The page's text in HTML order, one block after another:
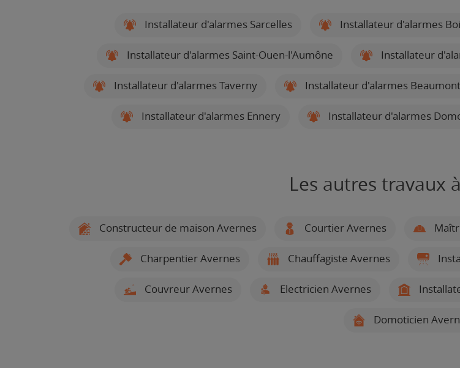
Installateur d'alarmes Sarcelles Installateur d'alarmes
Installateur d'alarmes Saint-Ouen-l'Aumône Installateur
Installateur d'alarmes Taverny Installateur d'alarmes
Installateur d'alarmes Ennery Installateur d'alarmes
Les autres travaux
Constructeur de maison Avernes Courtier Avernes
Charpentier Avernes Chauffagiste Avernes
Couvreur Avernes Electricien Avernes
Domoticien